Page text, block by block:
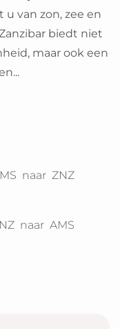
van zon, zee en
biedt niet
maar ook een
naar ZNZ
naar AMS